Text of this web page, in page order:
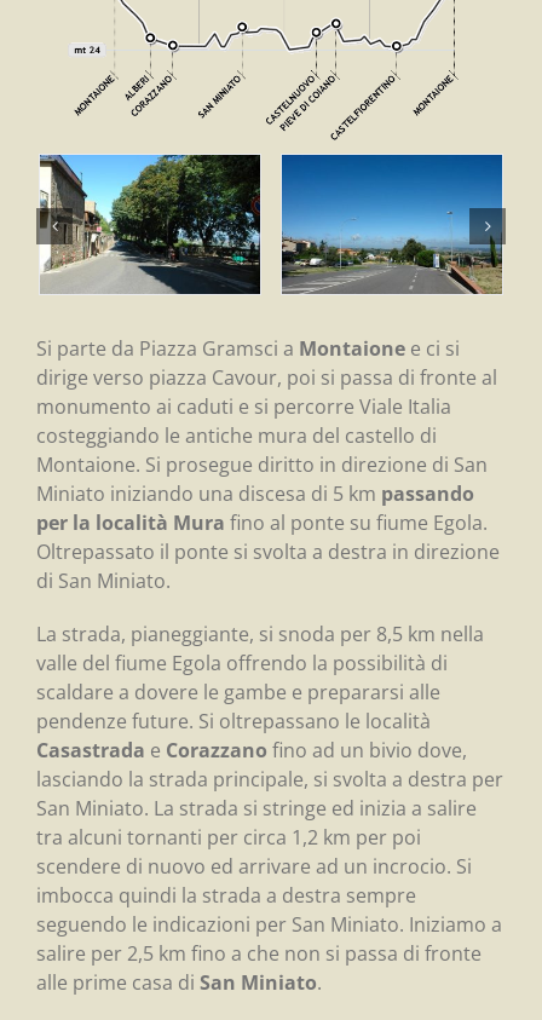
Si parte da Piazza Gramsci a Montaione e ci si
dirige verso piazza Cavour, poi si passa di fronte al
monumento ai caduti e si percorre Viale Italia
costeggiando le antiche mura del castello di
Montaione. Si prosegue diritto in direzione di San
Miniato iniziando una discesa di 5 km passando
per la località Mura fino al ponte su fiume Egola.
Oltrepassato il ponte si svolta a destra in direzione
di San Miniato.
La strada, pianeggiante, si snoda per 8,5 km nella
valle del fiume Egola offrendo la possibilità di
scaldare a dovere le gambe e prepararsi alle
pendenze future. Si oltrepassano le località
Casastrada e Corazzano fino ad un bivio dove,
lasciando la strada principale, si svolta a destra per
San Miniato. La strada si stringe ed inizia a salire
tra alcuni tornanti per circa 1,2 km per poi
scendere di nuovo ed arrivare ad un incrocio. Si
imbocca quindi la strada a destra sempre
seguendo le indicazioni per San Miniato. Iniziamo a
salire per 2,5 km fino a che non si passa di fronte
alle prime casa di San Miniato.